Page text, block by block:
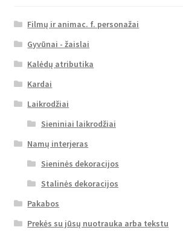
Filmų ir animac. f. personažai
Gyvūnai - žaislai
Kalėdų atributika
Kardai
Laikrodžiai
Sieniniai laikrodžiai
Namų interjeras
Sieninės dekoracijos
Stalinės dekoracijos
Pakabos
Prekės su jūsų nuotrauka arba tekstu